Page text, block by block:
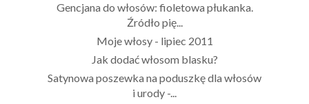
Gencjana do włosów: fioletowa płukanka.
Źródło pię...
Moje włosy - lipiec 2011
Jak dodać włosom blasku?
Satynowa poszewka na poduszkę dla włosów
i urody -...